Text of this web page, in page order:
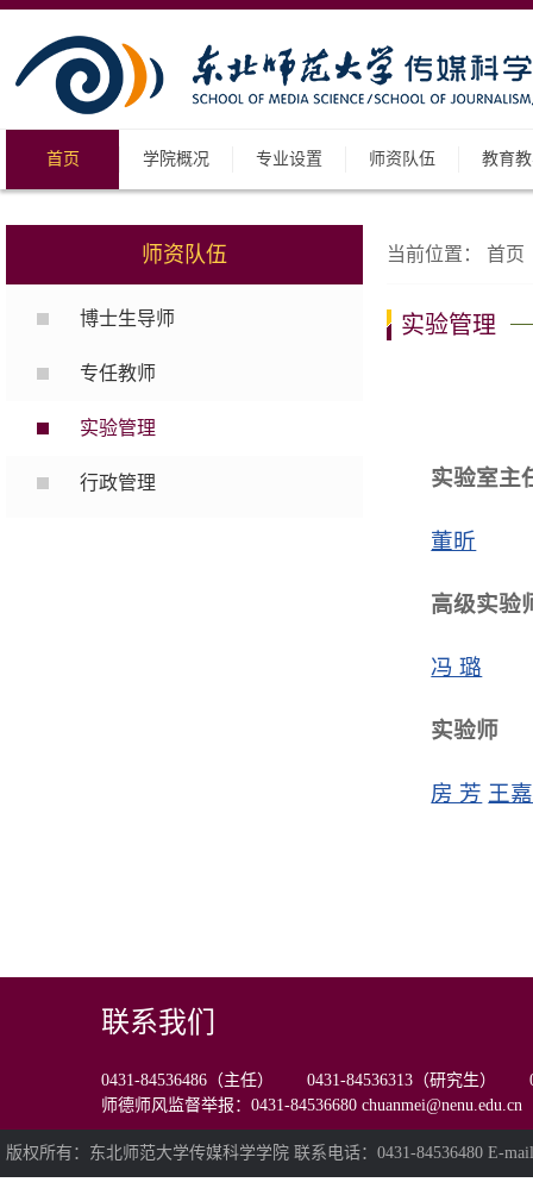
首页 学院概况 专业设置 师资队伍 教育
师资队伍
博士生导师
专任教师
实验管理
行政管理
当前位置： 首页
实验管理
实验室主
董昕
高级实验
冯 璐
实验师
房 芳 王
联系我们
0431-84536486（主任） 0431-84536313（研究生）
师德师风监督举报：0431-84536680 chuanmei@nenu.edu.cn
版权所有：东北师范大学传媒科学学院 联系电话：0431-84536480 E-